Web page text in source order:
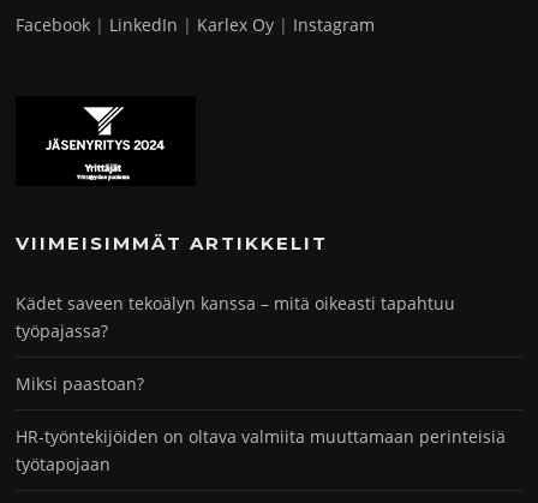
Facebook | LinkedIn | Karlex Oy | Instagram
VIIMEISIMMÄT ARTIKKELIT
Kädet saveen tekoälyn kanssa – mitä oikeasti tapahtuu
työpajassa?
Miksi paastoan?
HR-työntekijöiden on oltava valmiita muuttamaan perinteisiä
työtapojaan